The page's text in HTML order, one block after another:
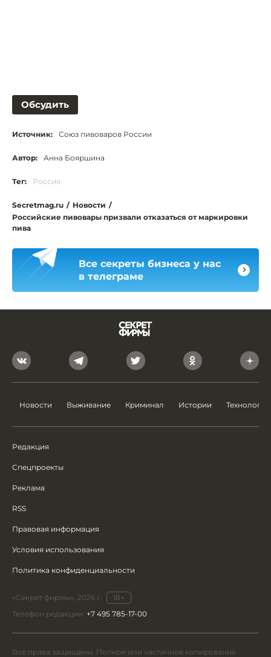
Обсудить
Источник: Союз пивоваров России
Автор: Анна Бояршина
Тег: Россия
Secretmag.ru / Новости /
Российские пивовары призвали отказаться от маркировки
пива
Все секреты бизнеса у нас
в телеграме
Новости Выживание Криминал Истории Технологии
Редакция
Спецпроекты
Реклама
RSS
Правовая информация
Условия использования
Политика конфиденциальности
«Секрет фирмы», 2026 г.
18+
Телефон редакции: +7 495 785-17-00
Все права защищены. Полное или частичное копирование